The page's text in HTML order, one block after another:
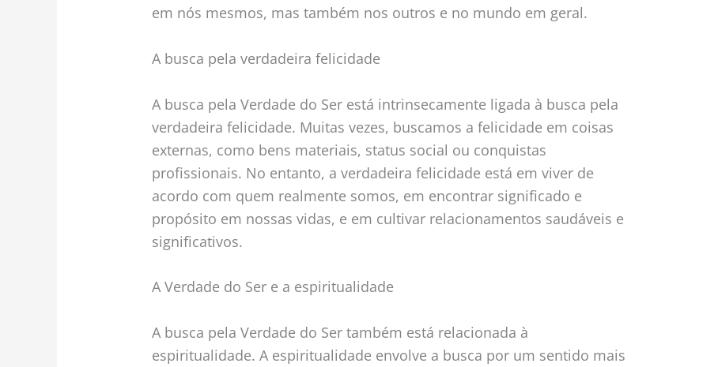
em nós mesmos, mas também nos outros e no mundo em geral.
A busca pela verdadeira felicidade
A busca pela Verdade do Ser está intrinsecamente ligada à busca pela
verdadeira felicidade. Muitas vezes, buscamos a felicidade em coisas
externas, como bens materiais, status social ou conquistas
profissionais. No entanto, a verdadeira felicidade está em viver de
acordo com quem realmente somos, em encontrar significado e
propósito em nossas vidas, e em cultivar relacionamentos saudáveis e
significativos.
A Verdade do Ser e a espiritualidade
A busca pela Verdade do Ser também está relacionada à
espiritualidade. A espiritualidade envolve a busca por um sentido mais